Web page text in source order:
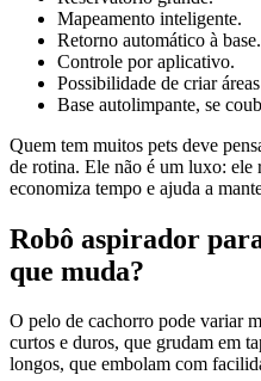
Mapeamento inteligente.
Retorno automático à base.
Controle por aplicativo.
Possibilidade de criar
Base autolimpante, se
Quem tem muitos pets deve
de rotina. Ele não é um luxo: ele
economiza tempo e ajuda a
Robô aspirador
que muda?
O pelo de cachorro pode variar
curtos e duros, que grudam em
longos, que embolam com